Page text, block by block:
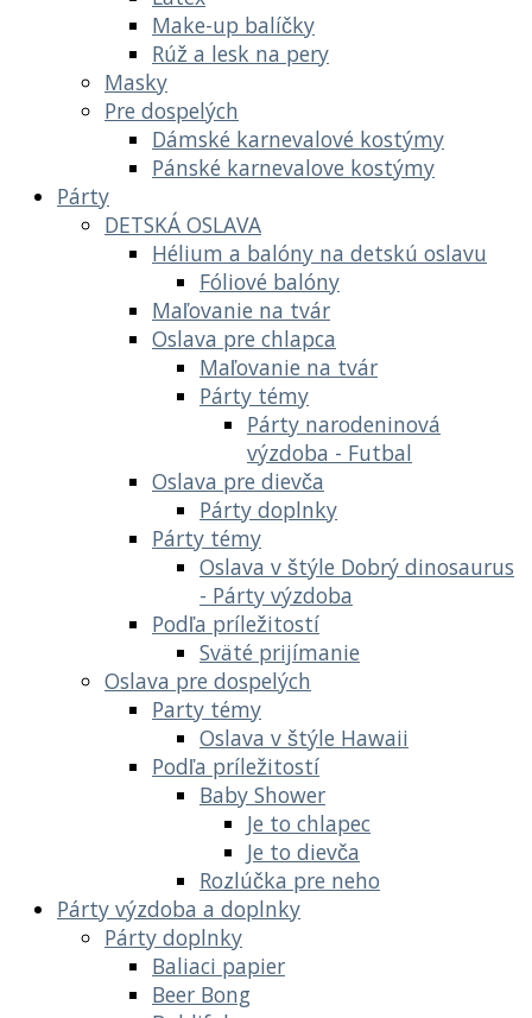
Make-up balíčky
Rúž a lesk na pery
Masky
Pre dospelých
Dámské karnevalové kostýmy
Pánské karnevalove kostýmy
Párty
DETSKÁ OSLAVA
Hélium a balóny na detskú oslavu
Fóliové balóny
Maľovanie na tvár
Oslava pre chlapca
Maľovanie na tvár
Párty témy
Párty narodeninová
výzdoba - Futbal
Oslava pre dievča
Párty doplnky
Párty témy
Oslava v štýle Dobrý dinosaurus
- Párty výzdoba
Podľa príležitostí
Sväté prijímanie
Oslava pre dospelých
Party témy
Oslava v štýle Hawaii
Podľa príležitostí
Baby Shower
Je to chlapec
Je to dievča
Rozlúčka pre neho
Párty výzdoba a doplnky
Párty doplnky
Baliaci papier
Beer Bong